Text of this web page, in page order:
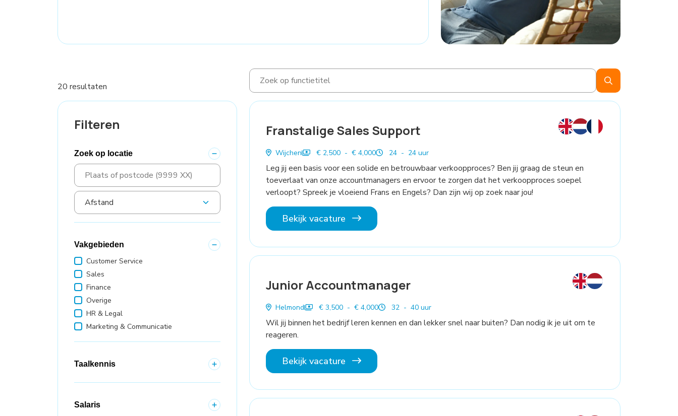
20 resultaten
Filteren
Zoek op locatie
Vakgebieden
Customer Service
Sales
Finance
Overige
HR & Legal
Marketing & Communicatie
Taalkennis
Salaris
Franstalige Sales Support
Wijchen € 2,500 - € 4,000 24 - 24 uur
Leg jij een basis voor een solide en betrouwbaar verkoopproces? Ben jij graag de steun en
toeverlaat van onze accountmanagers en ervoor te zorgen dat het verkoopproces soepel
verloopt? Spreek je vloeiend Frans en Engels? Dan zijn wij op zoek naar jou!
Bekijk vacature
Junior Accountmanager
Helmond € 3,500 - € 4,000 32 - 40 uur
Wil jij binnen het bedrijf leren kennen en dan lekker snel naar buiten? Dan nodig ik je uit om te
reageren.
Bekijk vacature